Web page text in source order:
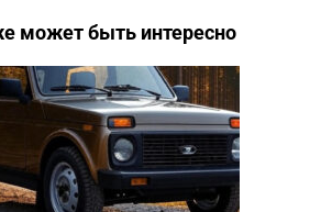
может быть интересно